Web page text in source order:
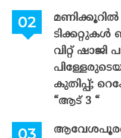
മണിക്കൂറിൽ
വിറ്റ് ഷാജി
കുതിപ്പ്;
“ആട് 3 “